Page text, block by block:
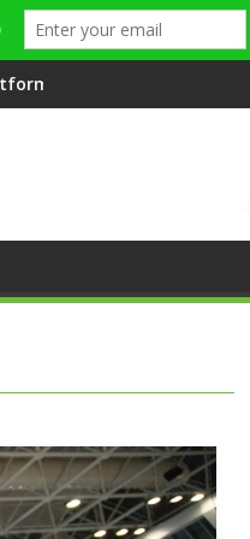
centru cultural și de
Când luna devine o